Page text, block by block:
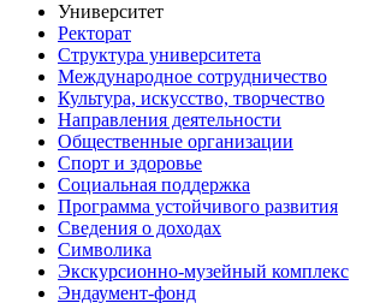
Университет
Ректорат
Структура университета
Международное сотрудничество
Культура, искусство, творчество
Направления деятельности
Общественные организации
Спорт и здоровье
Социальная поддержка
Программа устойчивого развития
Сведения о доходах
Символика
Экскурсионно-музейный комплекс
Эндаумент-фонд